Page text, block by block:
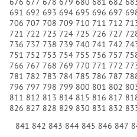
691 692 693 694 695 696 697
706 707 708 709 710 711 712
721 722 723 724 725 726 727
736 737 738 739 740 741 742
751 752 753 754 755 756 757
766 767 768 769 770 771 772
781 782 783 784 785 786 787
796 797 798 799 800 801 802
811 812 813 814 815 816 817
826 827 828 829 830 831 832
841 842 843 844 845 846 847